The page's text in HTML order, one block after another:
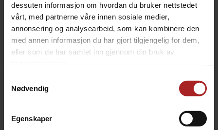
dessuten informasjon om hvordan du bruker nettstedet
vårt, med partnerne våre innen sosiale medier,
annonsering og analysearbeid, som kan kombinere den
med annen informasjon du har gjort tilgjengelig for dem,
eller som de har samlet inn gjennom din bruk av
Nødvendig
Egenskaper
Effeuno P134H 3000W Pizzaovn
13 090,-
Effeuno P134H 509E 3kw Evolution